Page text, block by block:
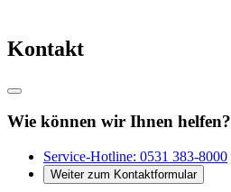
Kontakt
Wie können wir Ihnen helfen?
Service-Hotline: 0531 383-8000